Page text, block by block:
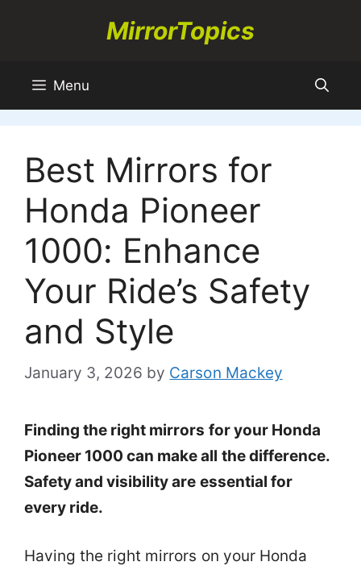
MirrorTopics
Menu
Best Mirrors for
Honda Pioneer
1000: Enhance
Your Ride’s Safety
and Style
January 3, 2026 by Carson Mackey
Finding the right mirrors for your Honda
Pioneer 1000 can make all the difference.
Safety and visibility are essential for
every ride.
Having the right mirrors on your Honda